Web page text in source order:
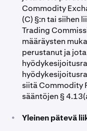
Commodity
(C) §:n tai siihen
Trading
määräysten
perustanut ja
siitä Commodity
sääntöjen §
•
Yleinen pätevä